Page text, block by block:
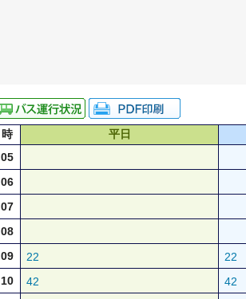
時 平日
05
06
07
08
09
22 22
10
42 42